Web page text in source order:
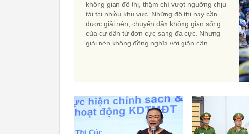
không gian đô thị, thậm chí vượt ngưỡng chịu
tải tại nhiều khu vực. Những đô thị này cần
được giải nén, chuyển dần không gian sống
của cư dân từ đơn cực sang đa cực. Nhưng
giải nén không đồng nghĩa với giãn dân.